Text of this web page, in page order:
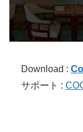
Download :
サポート :